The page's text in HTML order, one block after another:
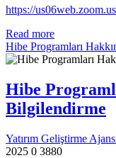
https://
Read more
Hibe Programları
Hibe
Bilgilendirme
Yatırım Geliştirme
2025 0 3880